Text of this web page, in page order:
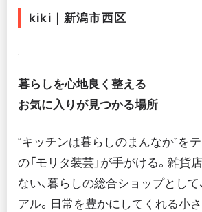
kiki｜新潟市西区
暮らしを心地良く整える
お気に入りが見つかる場所
“キッチンは暮らしのまんなか”を
の「モリタ装芸」が手がける。雑貨
ない、暮らしの総合ショップとして
アル。日常を豊かにしてくれる小